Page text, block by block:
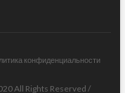
конфиденциальности
All Rights Reserved /